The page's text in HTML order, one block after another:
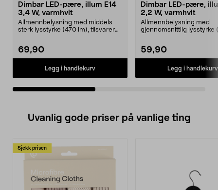
Dimbar LED-pære, illum E14
3,4 W, varmhvit
Allmennbelysning med middels
sterk lysstyrke (470 lm), tilsvarer
69,90
Legg i handlekurv
Dimbar LED-pære,
2,2 W, varmhvit
Allmennbelysning med
gjennomsnittlig lysstyrke
59,90
Legg i handlekurv
Uvanlig gode priser på vanlige ting
Sjekk prisen